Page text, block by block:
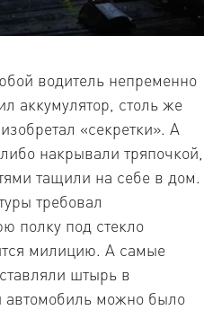
водитель непременно
аккумулятор, столь же
«секретки». А
накрывали тряпочкой,
тащили на себе в дом.
требовал
полку под стекло
милицию. А самые
штырь в
автомобиль можно было